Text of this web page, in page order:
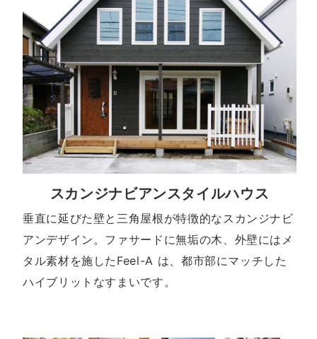
スカンジナビアンスタイルハウス
垂直に延びた壁と三角屋根が特徴的なスカンジナビ
アンデザイン。ファサードに無垢の木、外壁にはメ
タル素材を施したFeel-A は、都市部にマッチした
ハイブリットなすまいです。